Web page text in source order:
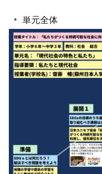
単元全体